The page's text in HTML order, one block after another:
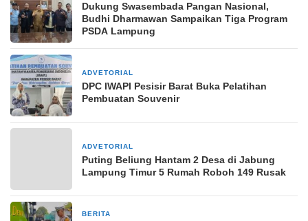
Dukung Swasembada Pangan Nasional,
Budhi Dharmawan Sampaikan Tiga Program
PSDA Lampung
ADVETORIAL
DPC IWAPI Pesisir Barat Buka Pelatihan
Pembuatan Souvenir
ADVETORIAL
Puting Beliung Hantam 2 Desa di Jabung
Lampung Timur 5 Rumah Roboh 149 Rusak
BERITA